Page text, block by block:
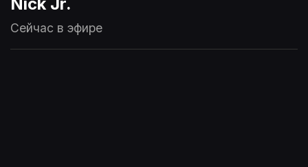
Сейчас в эфире